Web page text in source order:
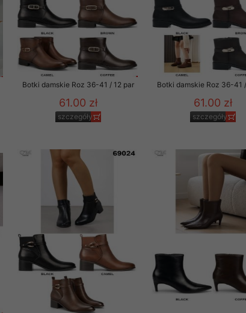
Botki damskie Roz 36-41 / 12 par
61.00 zł
szczegóły
Botki damskie Roz 36-41
61.00 zł
szczegóły